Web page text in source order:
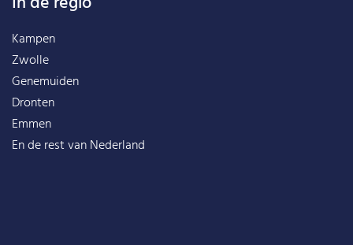
Kampen
Zwolle
Genemuiden
Dronten
Emmen
En de rest vanNederland